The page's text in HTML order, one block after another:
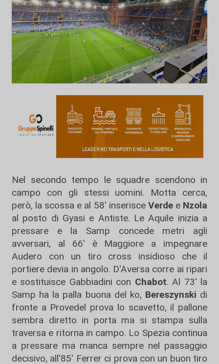
Nel secondo tempo le squadre scendono in
campo con gli stessi uomini. Motta cerca,
però, la scossa e al 58' inserisce Verdee Nzola
al posto di Gyasi e Antiste. Le Aquile inizia a
pressare e la Samp concede metri agli
avversari, al 66' è Maggiore a impegnare
Audero con un tiro cross insidioso che il
portiere devia in angolo. D'Aversa corre ai ripari
e sostituisce Gabbiadini con Chabot. Al 73' la
Samp ha la palla buona del ko, Bereszynski di
fronte a Provedel prova lo scavetto, il pallone
sembra diretto in porta ma si stampa sulla
traversa e ritorna in campo. Lo Spezia continua
a pressare ma manca sempre nel passaggio
decisivo, all'85' Ferrer ci prova con un buon tiro